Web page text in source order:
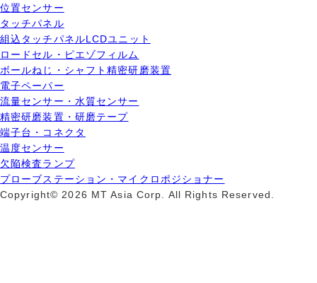
位置センサー
タッチパネル
組込タッチパネルLCDユニット
ロードセル・ピエゾフィルム
ボールねじ・シャフト精密研磨装置
電子ペーパー
流量センサー・水質センサー
精密研磨装置・研磨テープ
端子台・コネクタ
温度センサー
欠陥検査ランプ
プローブステーション・マイクロポジショナー
Copyright© 2026 MT Asia Corp. All Rights Reserved.